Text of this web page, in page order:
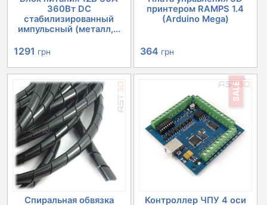
360Вт DC
стабилизированный
импульсный (металл,...
Первоначальная
цена
составляла
1351 грн.
1291 грн
цена:
1291 грн.
принтером RAMPS 1.4
(Arduino Mega)
Первоначальная
цена
503 грн.
364 грн
цена:
364 грн.
Спиральная обвязка
SALE
Контроллер ЧПУ 4 оси